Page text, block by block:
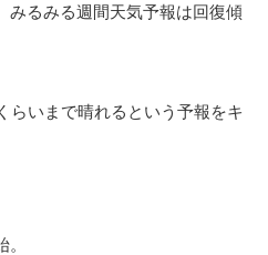
みるみる週間天気予報は回復傾
らいまで晴れるという予報をキ